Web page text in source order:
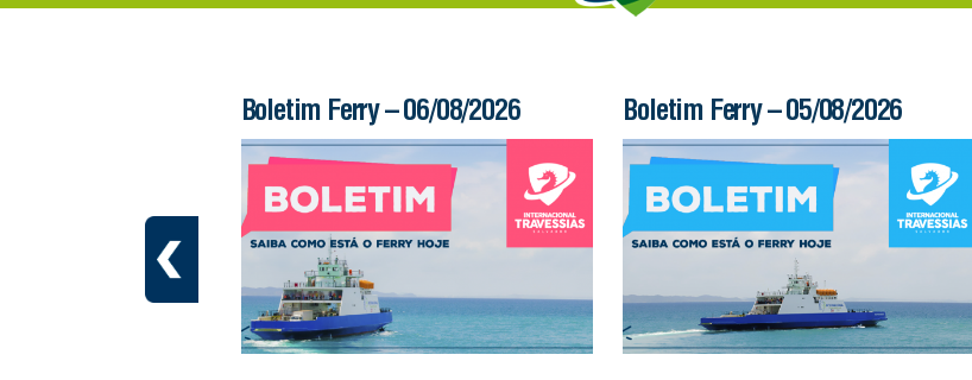
Boletim Ferry – 06/08/2026 Boletim Ferry – 05/08/2026